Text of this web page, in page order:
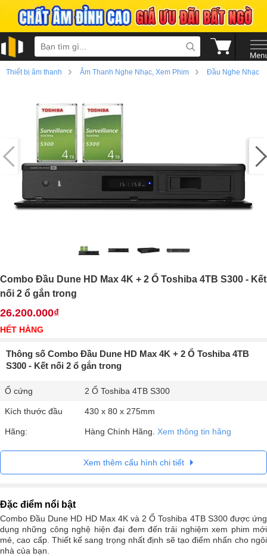
Thiết bị âm thanh › Âm Thanh Nghe Nhạc, Xem Phim › Đầu Nghe Nhạc
›
Combo Đầu Dune HD Max 4K + 2 Ổ Toshiba 4TB S300 - Kết
nối 2 ổ gắn trong
26.200.000₫
HẾT HÀNG
Thông số Combo Đầu Dune HD Max 4K + 2 Ổ Toshiba 4TB
S300 - Kết nối 2 ổ gắn trong
Ổ cứng 2 Ổ Toshiba 4TB S300
Kích thước đầu 430 x 80 x 275mm
Hãng: Hàng Chính Hãng. Xem thông tin hãng
Xem thêm cấu hình chi tiết
Đặc điểm nổi bật
Combo Đầu Dune HD HD Max 4K và 2 Ổ Toshiba 4TB S300 được ứng
dụng những công nghệ hiện đại đem đến trải nghiệm xem phim mới
mẻ, cao cấp. Thiết kế sang trọng nhất định sẽ tạo điểm nhấn cho ngôi
nhà của bạn.